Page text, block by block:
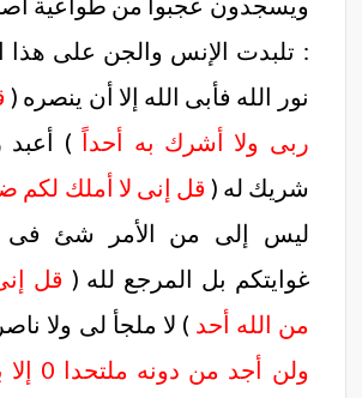
: تلبدت الإنس والجن على هذا
نور الله فأبى الله إلا أن ينصره (
ربى ولا أشرك به أحداً ) أعبد
شريك له ( قل إنى لا أملك لكم
ليس إلى من الأمر شئ فى
غوايتكم بل المرجع لله ( قل
من الله أحد ) لا ملجأ لى ولا
ولن